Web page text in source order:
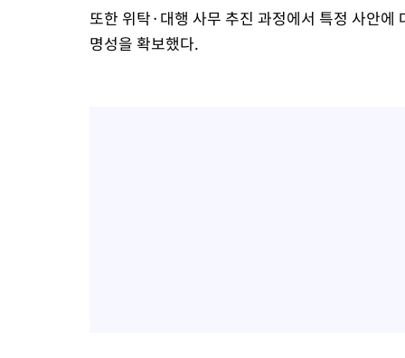
또한 위탁·대행 사무 추진 과정에서 특정 사안
명성을 확보했다.